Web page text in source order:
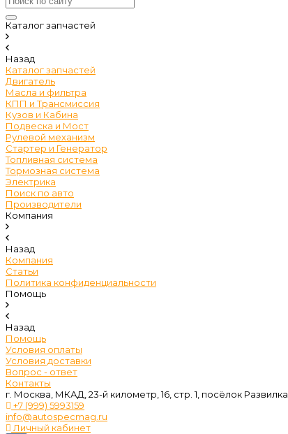
Каталог запчастей
Назад
Каталог запчастей
Двигатель
Масла и фильтра
КПП и Трансмиссия
Кузов и Кабина
Подвеска и Мост
Рулевой механизм
Стартер и Генератор
Топливная система
Тормозная система
Электрика
Поиск по авто
Производители
Компания
Назад
Компания
Статьи
Политика конфиденциальности
Помощь
Назад
Помощь
Условия оплаты
Условия доставки
Вопрос - ответ
Контакты
г. Москва, МКАД, 23-й километр, 16, стр. 1, посёлок Развилка
+7 (999) 5993159
info@autospecmag.ru
Личный кабинет